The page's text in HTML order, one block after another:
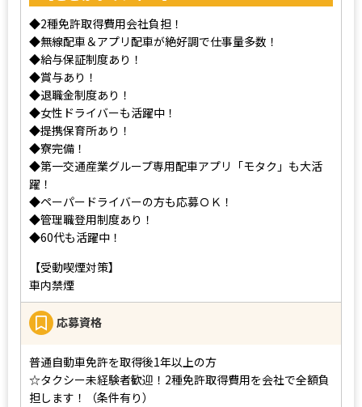
◆2種免許取得費用会社負担！
◆無線配車＆アプリ配車が絶好調で仕事量多数！
◆給与保証制度あり！
◆賞与あり！
◆退職金制度あり！
◆女性ドライバーも活躍中！
◆提携保育所あり！
◆寮完備！
◆第一交通産業グループ専用配車アプリ「モタク」も大活
躍！
◆ペーパードライバーの方も応募ＯＫ！
◆管理職登用制度あり！
◆60代も活躍中！
【受動喫煙対策】
車内禁煙
応募資格
普通自動車免許を取得後1年以上の方
☆タクシー未経験者歓迎！2種免許取得費用を会社で全額負
担します！（条件有り）